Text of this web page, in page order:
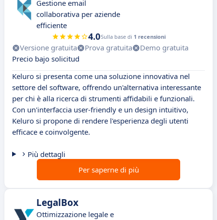
Gestione email
collaborativa per aziende
efficiente
4.0Sulla base di 1 recensioni
Versione gratuita Prova gratuita
Demo gratuita
Precio bajo solicitud
Keluro si presenta come una soluzione innovativa nel
settore del software, offrendo un'alternativa interessante
per chi è alla ricerca di strumenti affidabili e funzionali.
Con un'interfaccia user-friendly e un design intuitivo,
Keluro si propone di rendere l'esperienza degli utenti
efficace e coinvolgente.
Più dettagli
Per saperne di più
LegalBox
Ottimizzazione legale e